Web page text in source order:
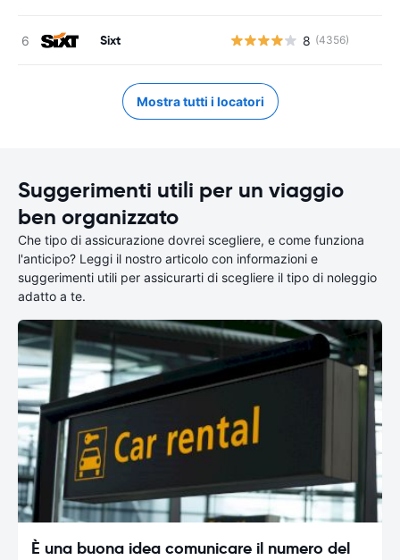
Sixt 8 (4356)
Mostra tutti i locatori
Suggerimenti utili per un viaggio
ben organizzato
Che tipo di assicurazione dovrei scegliere, e come funziona
l'anticipo? Leggi il nostro articolo con informazioni e
suggerimenti utili per assicurarti di scegliere il tipo di noleggio
adatto a te.
È una buona idea comunicare il numero del